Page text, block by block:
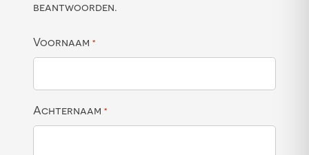
beantwoorden.
Voornaam *
Achternaam *